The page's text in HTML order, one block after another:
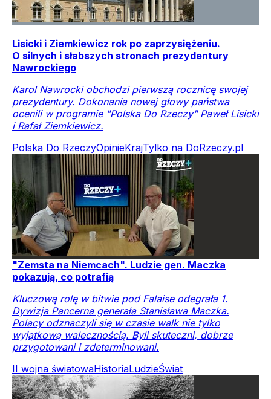
Lisicki i Ziemkiewicz rok po zaprzysiężeniu.
O silnych i słabszych stronach prezydentury
Nawrockiego
Karol Nawrocki obchodzi pierwszą rocznicę swojej
prezydentury. Dokonania nowej głowy państwa
ocenili w programie "Polska Do Rzeczy" Paweł Lisicki
i Rafał Ziemkiewicz.
Polska Do RzeczyOpinieKrajTylko na DoRzeczy.pl
"Zemsta na Niemcach". Ludzie gen. Maczka
pokazują, co potrafią
Kluczową rolę w bitwie pod Falaise odegrała 1.
Dywizja Pancerna generała Stanisława Maczka.
Polacy odznaczyli się w czasie walk nie tylko
wyjątkową walecznością. Byli skuteczni, dobrze
przygotowani i zdeterminowani.
II wojna światowaHistoriaLudzieŚwiat